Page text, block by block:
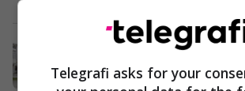
Kërkesa për më
Kosovë 07/07/2019
Telegrafi asks for your